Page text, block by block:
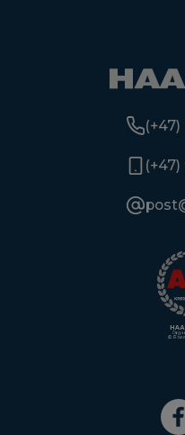
(+47)